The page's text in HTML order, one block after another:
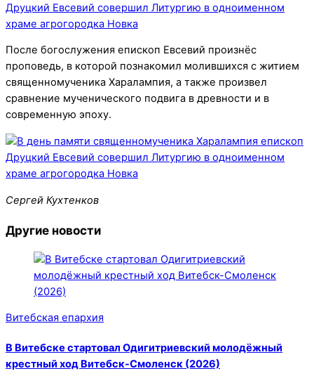
После богослужения епископ Евсевий произнёс
проповедь, в которой познакомил молившихся с житием
священномученика Харалампия, а также произвел
сравнение мученического подвига в древности и в
современную эпоху.
Сергей Кухтенков
Другие новости
Витебская епархия
В Витебске стартовал Одигитриевский молодёжный
крестный ход Витебск-Смоленск (2026)